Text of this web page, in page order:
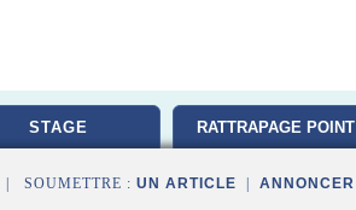
STAGE RATTRAPAGE POINT
| SOUMETTRE : UN ARTICLE ANNONCER